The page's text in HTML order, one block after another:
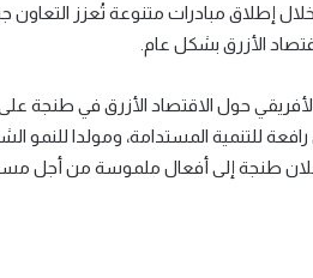
خلال إطلاق مبادرات متنوعة تُعزز
الأزرق بشكل عام.
الأفريقي حول الاقتصاد الأزرق في طنجة
رافعة للتنمية المستدامة، ومولدا للنمو
إعلان طنجة إلى أفعال ملموسة من أجل